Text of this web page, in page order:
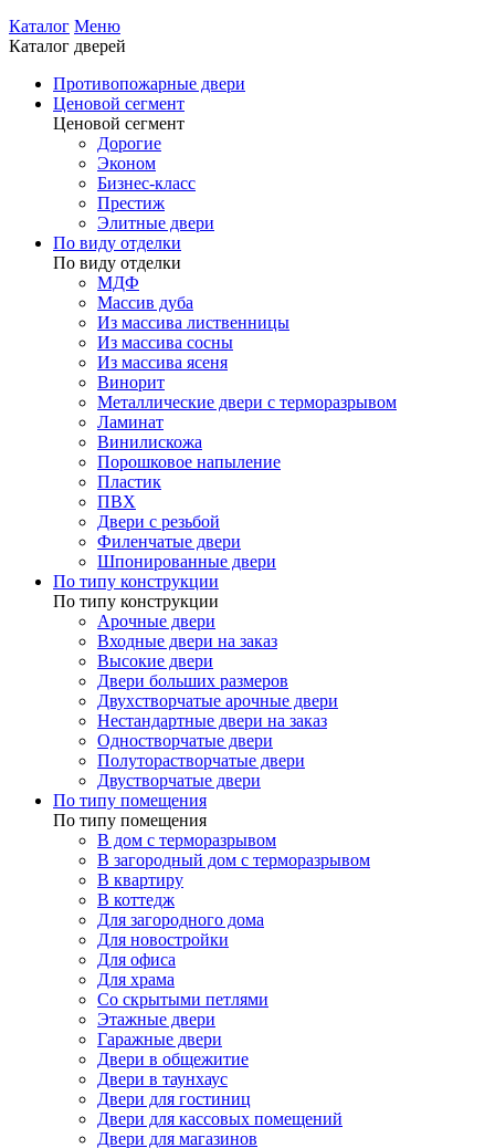
Каталог Меню
Каталог дверей
Противопожарные двери
Ценовой сегмент
Ценовой сегмент
Дорогие
Эконом
Бизнес-класс
Престиж
Элитные двери
По виду отделки
По виду отделки
МДФ
Массив дуба
Из массива лиственницы
Из массива сосны
Из массива ясеня
Винорит
Металлические двери с терморазрывом
Ламинат
Винилискожа
Порошковое напыление
Пластик
ПВХ
Двери с резьбой
Филенчатые двери
Шпонированные двери
По типу конструкции
По типу конструкции
Арочные двери
Входные двери на заказ
Высокие двери
Двери больших размеров
Двухстворчатые арочные двери
Нестандартные двери на заказ
Одностворчатые двери
Полуторастворчатые двери
Двустворчатые двери
По типу помещения
По типу помещения
В дом с терморазрывом
В загородный дом с терморазрывом
В квартиру
В коттедж
Для загородного дома
Для новостройки
Для офиса
Для храма
Со скрытыми петлями
Этажные двери
Гаражные двери
Двери в общежитие
Двери в таунхаус
Двери для гостиниц
Двери для кассовых помещений
Двери для магазинов